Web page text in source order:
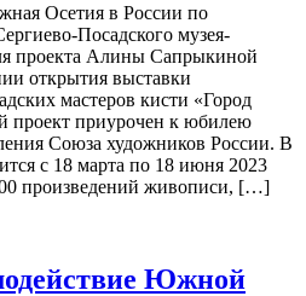
Осетия в России по
Посадского музея-
проекта Алины Сапрыкиной
открытия выставки
мастеров кисти «Город
проект приурочен к юбилею
Союза художников России. В
с 18 марта по 18 июня 2023
произведений живописи, […]
Южной